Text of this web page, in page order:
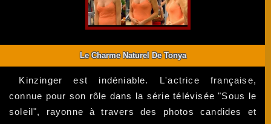
Le Charme Naturel De Tonya
Kinzinger est indéniable. L'actrice française,
connue pour son rôle dans la série télévisée "Sous le
soleil", rayonne à travers des photos candides et